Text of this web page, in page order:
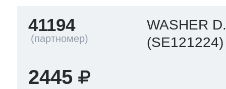
41194
WASHER
(SE121224)
2445